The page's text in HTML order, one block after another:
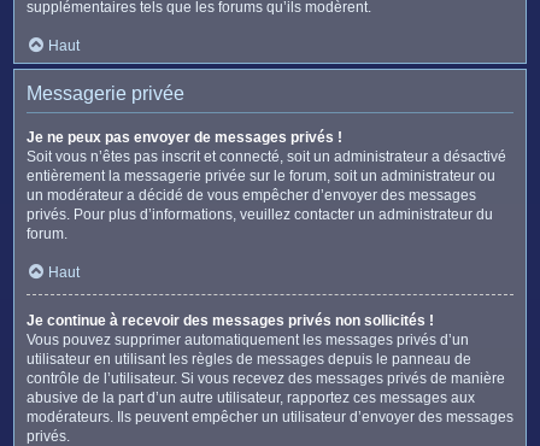
supplémentaires tels que les forums qu’ils modèrent.
Haut
Messagerie privée
Je ne peux pas envoyer de messages privés !
Soit vous n’êtes pas inscrit et connecté, soit un administrateur a désactivé
entièrement la messagerie privée sur le forum, soit un administrateur ou
un modérateur a décidé de vous empêcher d’envoyer des messages
privés. Pour plus d’informations, veuillez contacter un administrateur du
forum.
Haut
Je continue à recevoir des messages privés non sollicités !
Vous pouvez supprimer automatiquement les messages privés d’un
utilisateur en utilisant les règles de messages depuis le panneau de
contrôle de l’utilisateur. Si vous recevez des messages privés de manière
abusive de la part d’un autre utilisateur, rapportez ces messages aux
modérateurs. Ils peuvent empêcher un utilisateur d’envoyer des messages
privés.